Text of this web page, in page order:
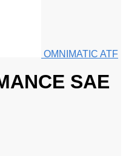
OMNIMATIC ATF
SAE